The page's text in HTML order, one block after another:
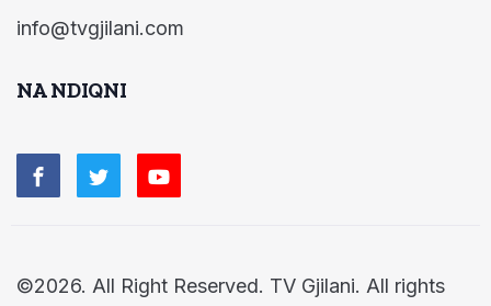
info@tvgjilani.com
NA NDIQNI
©2026. All Right Reserved. TV Gjilani. All rights